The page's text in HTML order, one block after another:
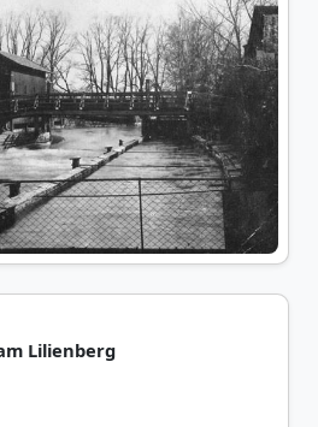
Lilienberg